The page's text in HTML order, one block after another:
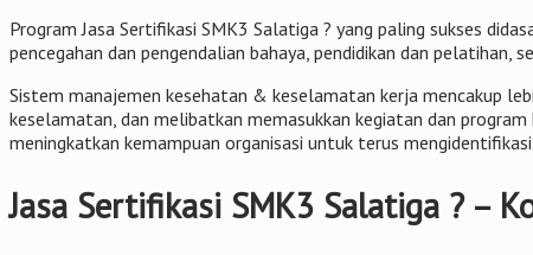
Program Jasa Sertifikasi SMK3 Salatiga ? yang paling sukses
pencegahan dan pengendalian bahaya, pendidikan dan pelatihan,
Sistem manajemen kesehatan & keselamatan kerja mencakup
keselamatan, dan melibatkan memasukkan kegiatan dan
meningkatkan kemampuan organisasi untuk terus
Jasa Sertifikasi SMK3 Salatiga ? –